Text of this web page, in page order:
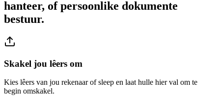
hanteer, of persoonlike dokumente
bestuur.
Skakel jou lêers om
Kies lêers van jou rekenaar of sleep en laat hulle hier val om te
begin omskakel.